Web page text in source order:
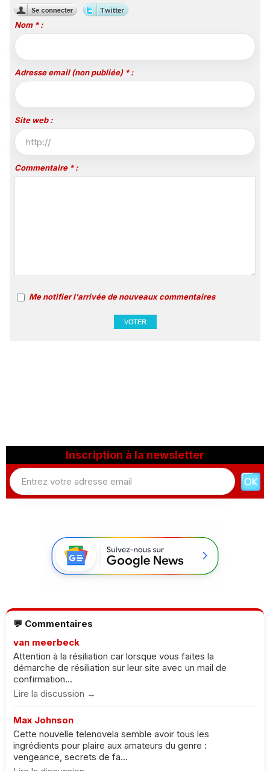
Nom * :
Adresse email (non publiée) * :
Site web :
Commentaire * :
Me notifier l'arrivée de nouveaux commentaires
Inscription à la newsletter
💬 Commentaires
van meerbeck
Attention à la résiliation car lorsque vous faites la
démarche de résiliation sur leur site avec un mail de
confirmation...
Lire la discussion →
Max Johnson
Cette nouvelle telenovela semble avoir tous les
ingrédients pour plaire aux amateurs du genre :
vengeance, secrets de fa...